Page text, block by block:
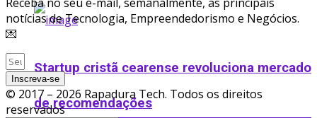
Startup cristã cearense revoluciona mercado
de recomendações
notícias de Tecnologia, Empreendedorismo e Negócios.
💌
Inscreva-se
© 2017 – 2026 Rapadura Tech. Todos os direitos
reservados